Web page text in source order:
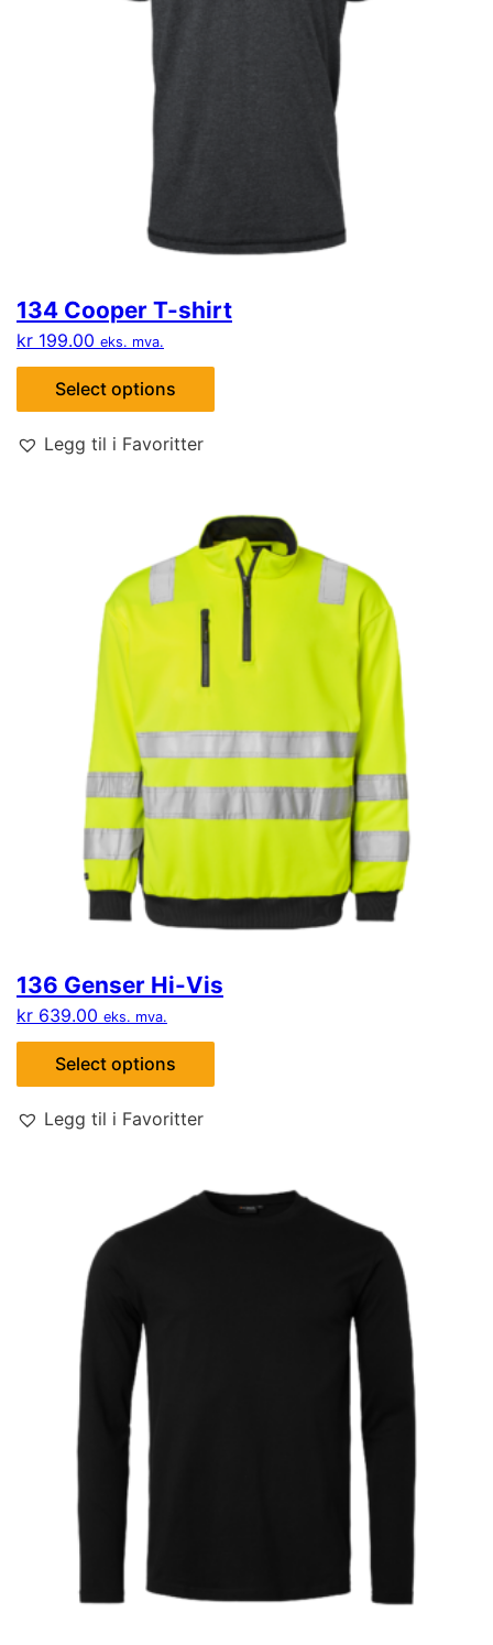
134 Cooper T-shirt
kr 199.00 eks. mva.
Select options
Legg til i Favoritter
136 Genser Hi-Vis
kr 639.00 eks. mva.
Select options
Legg til i Favoritter